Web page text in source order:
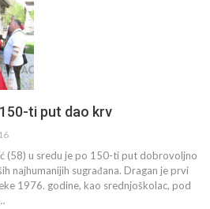
ti put dao krv
(58) u sredu je po 150-ti put dobrovoljno
najhumanijih sugrađana. Dragan je prvi
1976. godine, kao srednjoškolac, pod